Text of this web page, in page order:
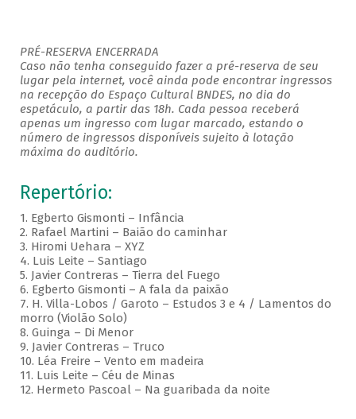
PRÉ-RESERVA ENCERRADA
Caso não tenha conseguido fazer a pré-reserva de seu
lugar pela internet, você ainda pode encontrar ingressos
na recepção do Espaço Cultural BNDES, no dia do
espetáculo, a partir das 18h. Cada pessoa receberá
apenas um ingresso com lugar marcado, estando o
número de ingressos disponíveis sujeito à lotação
máxima do auditório.
Repertório:
1. Egberto Gismonti – Infância
2. Rafael Martini – Baião do caminhar
3. Hiromi Uehara – XYZ
4. Luis Leite – Santiago
5. Javier Contreras – Tierra del Fuego
6. Egberto Gismonti – A fala da paixão
7. H. Villa-Lobos / Garoto – Estudos 3 e 4 / Lamentos do
morro (Violão Solo)
8. Guinga – Di Menor
9. Javier Contreras – Truco
10. Léa Freire – Vento em madeira
11. Luis Leite – Céu de Minas
12. Hermeto Pascoal – Na guaribada da noite